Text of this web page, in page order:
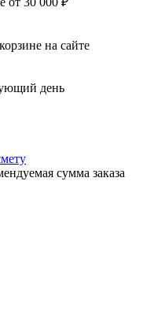
на сайте
день
сумма заказа